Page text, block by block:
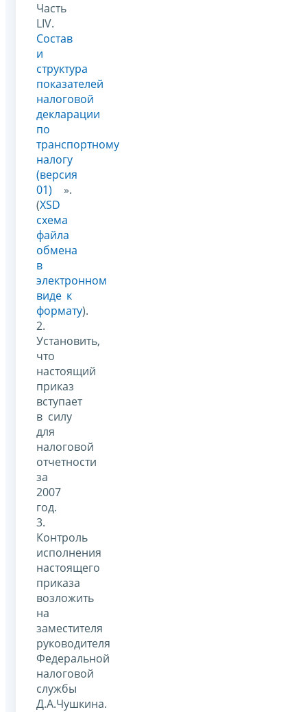
Часть
LIV.
Состав
и
структура
показателей
налоговой
декларации
по
транспортному
налогу
(версия
01) ».
(XSD
схема
файла
обмена
в
электронном
виде к
формату).
2.
Установить,
что
настоящий
приказ
вступает
в силу
для
налоговой
отчетности
за
2007
год.
3.
Контроль
исполнения
настоящего
приказа
возложить
на
заместителя
руководителя
Федеральной
налоговой
службы
Д.А.Чушкина.